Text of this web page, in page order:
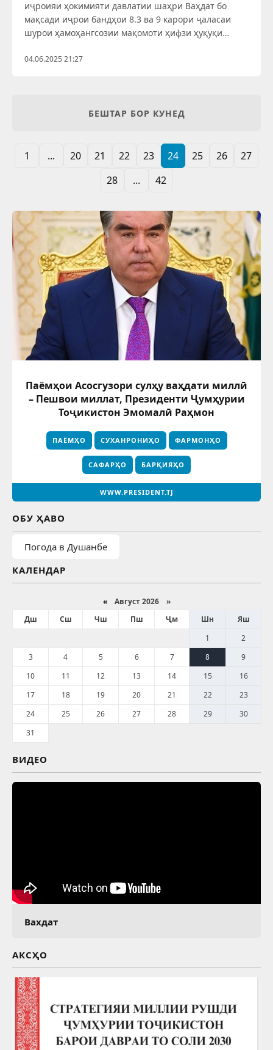
иҷроияи ҳокимияти давлатии шаҳри Ваҳдат бо
мақсади иҷрои бандҳои 8.3 ва 9 карори ҷаласаи
шурои ҳамоҳангсозии мақомоти ҳифзи ҳуқуқи
ба вусъатбахшии корҳои тарғиботиву ташвиқотӣ
04.06.2025 21:27
БЕШТАР БОР КУНЕД
1 ... 20 21 22 23 24 25 26
27
28
... 42
Паёмҳои Асосгузори сулҳу ваҳдати миллӣ
– Пешвои миллат, Президенти Ҷумҳурии
Тоҷикистон Эмомалӣ Раҳмон
ПАЁМҲО СУХАНРОНИҲО ФАРМОНҲО
САФАРҲО БАРҚИЯҲО
WWW.PRESIDENT.TJ
ОБУ ҲАВО
Погода в Душанбе
КАЛЕНДАР
«Август 2026 »
Дш
Сш Чш Пш Ҷм Шн
Яш
1
2
3
4 5 6 7 8
9
10
11 12 13 14 15
16
17
18 19 20 21 22
23
24
25 26 27 28 29
30
31
ВИДЕО
Вахдат
АКСҲО